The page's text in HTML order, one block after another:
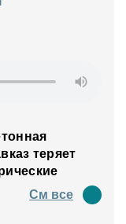
теряет
См все